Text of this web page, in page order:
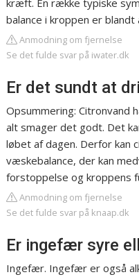
kræft. En række typiske
balance i kroppen er blandt
Anmodning om fjernelse
Se det fulde svar på iwater.dk
Er det sundt at
Opsummering: Citronvand
alt smager det godt. Det
løbet af dagen. Derfor kan
væskebalance, der kan
forstoppelse og kroppens
Anmodning om fjernelse
Se det fulde svar på knaap.dk
Er ingefær syre
Ingefær. Ingefær er også